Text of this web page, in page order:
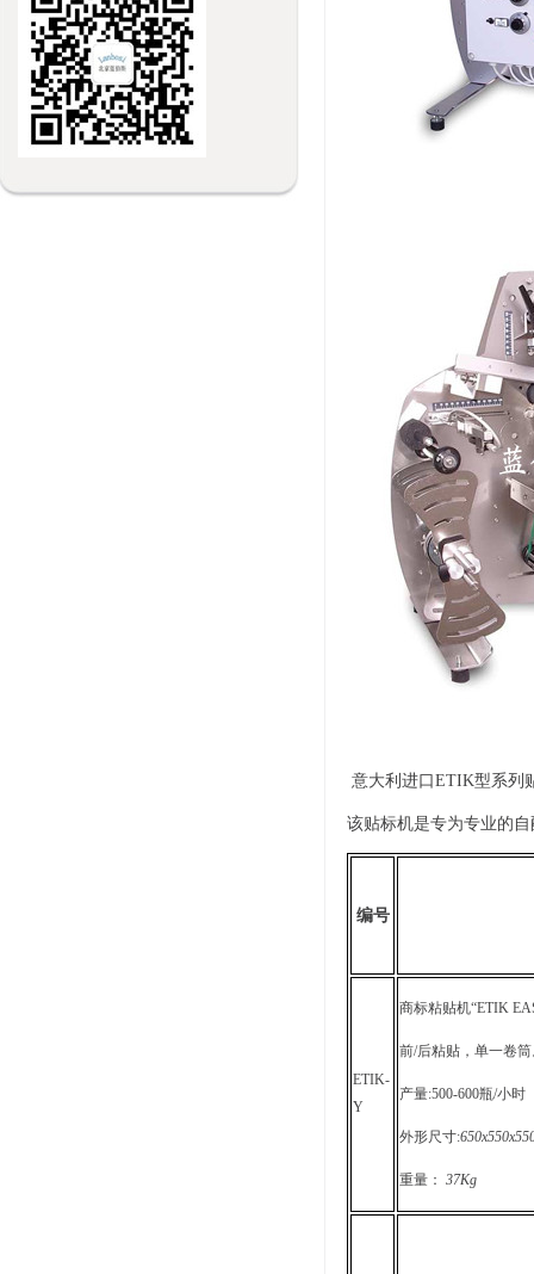
意大利进口ETIK型系列
该贴标机是专为专业的
编号
ETIK-
Y
商标粘贴机“ETIK
前/后粘贴，单一卷
产量:500-600瓶/小时
外形尺寸:
重量： 37Kg